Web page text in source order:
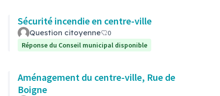
Sécurité incendie en centre-ville
Question citoyenne
0
Réponse du Conseil municipal disponible
Aménagement du centre-ville, Rue de
Boigne